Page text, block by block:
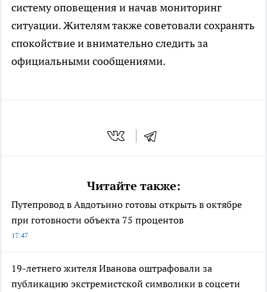
систему оповещения и начав мониторинг
ситуации. Жителям также советовали сохранять
спокойствие и внимательно следить за
официальными сообщениями.
Читайте также:
Путепровод в Авдотьино готовы открыть в октябре
при готовности объекта 75 процентов
17:47
19-летнего жителя Иванова оштрафовали за
публикацию экстремистской символики в соцсети